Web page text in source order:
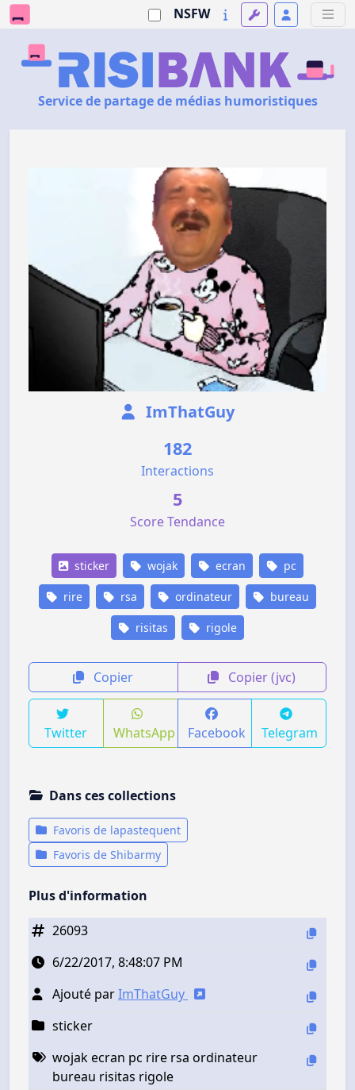
NSFW
Service de partage de médias humoristiques
ImThatGuy
182
Interactions
5
Score Tendance
sticker wojak ecran pc
rire rsa ordinateur bureau
risitas rigole
Copier Copier (jvc)
Twitter WhatsApp Facebook Telegram
Dans ces collections
Favoris de lapastequent
Favoris de Shibarmy
Plus d'information
26093
6/22/2017, 8:48:07 PM
Ajouté parImThatGuy
sticker
wojak ecran pc rire rsa ordinateur
bureau risitas rigole